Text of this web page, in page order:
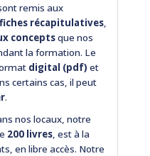
remis aux
fiches récapitulatives,
conceptsque nos
la formation. Le
digital (pdf) et
certains cas, il peut
.
nos locaux, notre
200 livres, est à la
en libre accès. Notre